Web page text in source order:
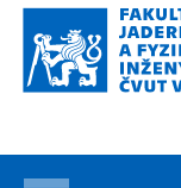
Přejít
hlavnímu
obsahu
VÍTEJTE